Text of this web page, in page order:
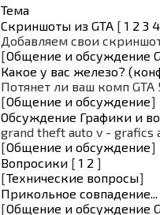
Тема
Скриншоты из GTA [ 1 2 3 4
Добавляем свои
[Общение и обсуждение
Какое у вас железо?
Потянет ли ваш комп GTA
[Общение и обсуждение]
Обсуждение Графики и
grand theft auto v - grafics
[Общение и обсуждение]
Вопросики [ 1 2 ]
[Технические вопросы]
Прикольное совпадение...
[Общение и обсуждение